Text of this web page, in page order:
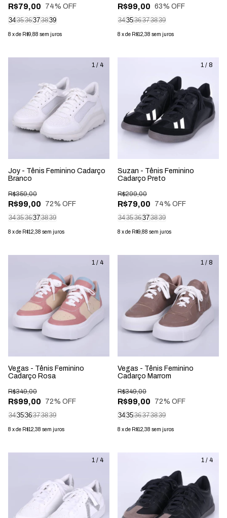
R$79,00 74% OFF
343536373839
8 xde R$9,88 sem juros
R$99,00 63% OFF
343536373839
8 xde R$12,38 sem juros
1 / 4
Joy - Tênis Feminino Cadarço
Branco
R$99,00
R$359,00
72% OFF
343536373839
8 xde R$12,38 sem juros
1 / 8
Suzan - Tênis Feminino
Cadarço Preto
R$79,00
R$299,00
74% OFF
343536373839
8 xde R$9,88 sem juros
1 / 4
Vegas - Tênis Feminino
Cadarço Rosa
R$99,00
R$349,00
72% OFF
343536373839
8 xde R$12,38 sem juros
1 / 8
Vegas - Tênis Feminino
Cadarço Marrom
R$99,00
R$349,00
72% OFF
343536373839
8 xde R$12,38 sem juros
1 / 4 1 / 4